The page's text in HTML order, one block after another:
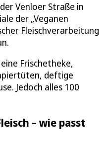
Venloer Straße in
der „Veganen
Fleischverarbeitung
Frischetheke,
deftige
Jedoch alles 100
– wie passt